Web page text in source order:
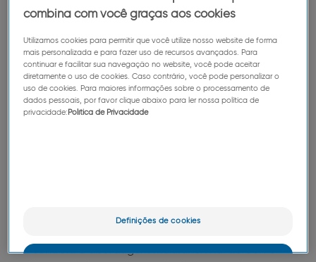
O nível de excelência obtido desde a nossa
Environnement resulta tanto da visão de um
único homem, que foi o precursor em termos de
desenvolvimento sustentável, como dos
esforços de 11.000 colaboradores para estarem,
todos os dias, à altura desta visão.
controla a abordagem multifuncional de CSR e
combina com você graças aos cookies
Utilizamos cookies para permitir que você utilize nosso website de forma
mais personalizada e para fazer uso de recursos avançados. Para
continuar e facilitar sua navegação no website, você pode aceitar
diretamente o uso de cookies. Caso contrário, você pode personalizar o
uso de cookies. Para maiores informações sobre o processamento de
dados pessoais, por favor clique abaixo para ler nossa política de
privacidade: Política de Privacidade
Definições de cookies